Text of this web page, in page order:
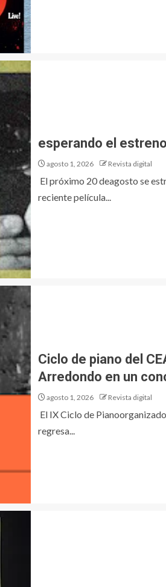
esperando el
agosto 1, 2026 Revista digital
El próximo 20 deagosto se
reciente película...
Ciclo de piano del
Arredondo en un
agosto 1, 2026 Revista digital
El IX Ciclo de
regresa...